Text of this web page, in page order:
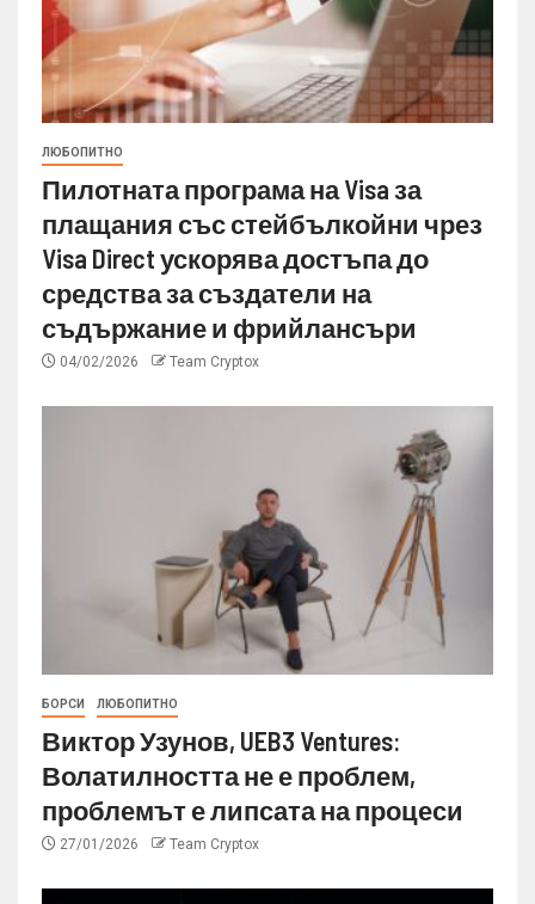
ЛЮБОПИТНО
Пилотната програма на Visa за
плащания със стейбълкойни чрез
Visa Direct ускорява достъпа до
средства за създатели на
съдържание и фрийлансъри
04/02/2026 Team Cryptox
БОРСИ ЛЮБОПИТНО
Виктор Узунов, UEB3 Ventures:
Волатилността не е проблем,
проблемът е липсата на процеси
27/01/2026 Team Cryptox